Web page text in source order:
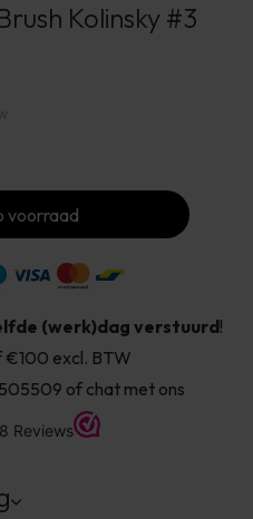
Kolinsky #3
voorraad
(werk)dag verstuurd!
€100 excl. BTW
of chat met ons